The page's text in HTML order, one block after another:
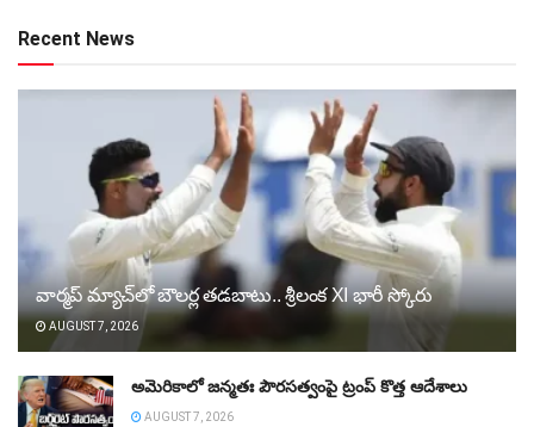
Recent News
వార్మప్‌ మ్యాచ్‌లో బౌలర్ల తడబాటు.. శ్రీలంక XI భారీ స్కోరు
AUGUST 7, 2026
అమెరికాలో జన్మతః పౌరసత్వంపై ట్రంప్‌ కొత్త ఆదేశాలు
AUGUST 7, 2026